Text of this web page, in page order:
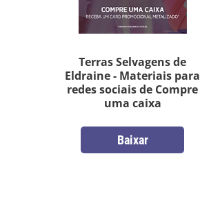
Terras Selvagens de
Eldraine - Materiais para
redes sociais de Compre
uma caixa
Baixar